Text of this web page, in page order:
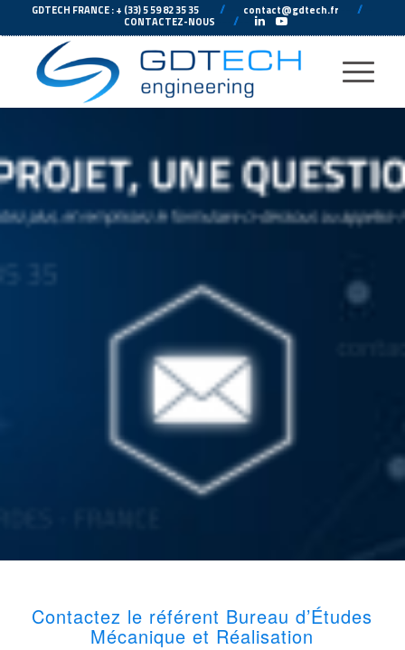
GDTECH FRANCE : + (33) 5 59 82 35 35 //--- contact@gdtech.fr //--
CONTACTEZ-NOUS ---// ---
Contactez le référent Bureau d’Études
Mécanique et Réalisation